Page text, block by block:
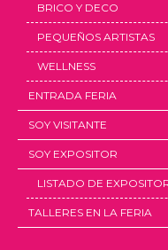
BRICO Y DECO
PEQUEÑOS ARTISTAS
WELLNESS
ENTRADA FERIA
SOY VISITANTE
SOY EXPOSITOR
LISTADO DE
TALLERES EN LA FERIA